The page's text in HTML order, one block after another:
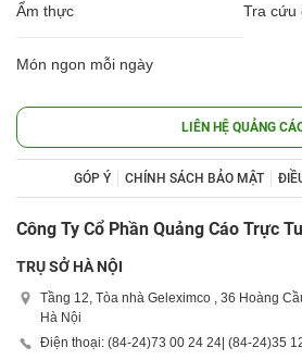
Ẩm thực Tra cứu
Món ngon mỗi ngày
LIÊN HỆ QUẢNG
GÓP Ý CHÍNH SÁCH BẢO MẬT
Công Ty Cổ Phần Quảng Cáo Trực
TRỤ SỞ HÀ NỘI
Tầng 12, Tòa nhà Geleximco , 36 Hoàng
Hà Nội
Điện thoại: (84-24)73 00 24 24| (84-24)35